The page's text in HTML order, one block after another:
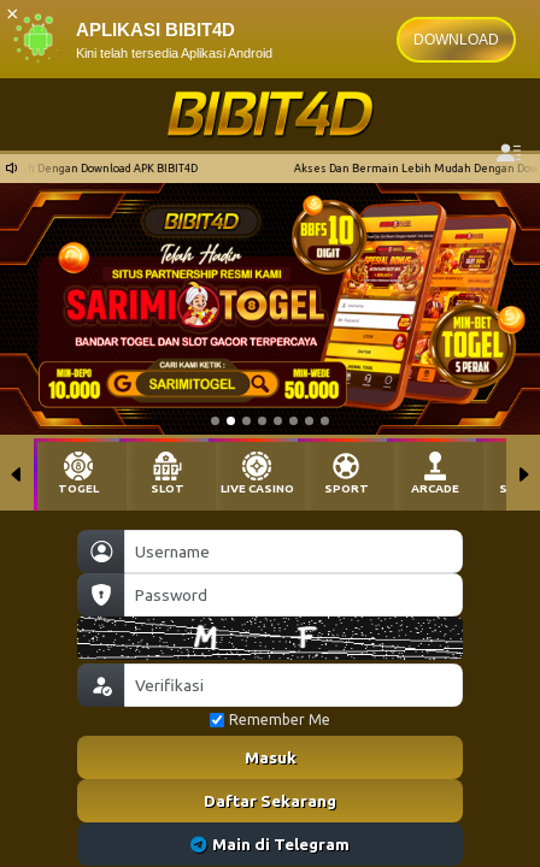
APLIKASI BIBIT4D
Kini telah tersedia Aplikasi Android
DOWNLOAD
×
Akses Dan Bermain Lebih Mudah Dengan Download APK BIBIT4D
Remember Me
Masuk
Daftar Sekarang
Main di Telegram
TOGEL SLOT LIVE CASINO SPORT ARCADE